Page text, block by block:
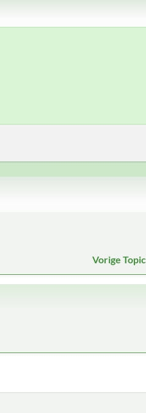
Vorige Topic